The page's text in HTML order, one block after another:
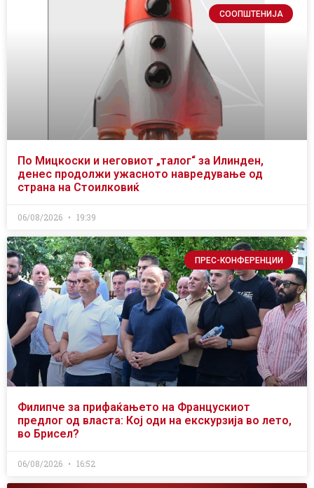
СООПШТЕНИЈА
По Мицкоски и неговиот „талог“ за Илинден,
денес продолжи ужасното навредување од
страна на Стоилковиќ
06/08/2026 19:39
ПРЕС-КОНФЕРЕНЦИИ
Филипче за прифаќањето на Францускиот
предлог од власта: Кој оди на екскурзија во лето,
во Брисел?
06/08/2026 16:52